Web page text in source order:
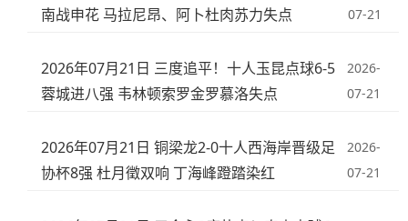
南战申花 马拉尼昂、阿卜杜肉苏力失点
07-21
2026年07月21日 三度追平！十人玉昆点球6-5
蓉城进八强 韦林顿索罗金罗慕洛失点
2026-
07-21
2026年07月21日 铜梁龙2-0十人西海岸晋级足
协杯8强 杜月徵双响 丁海峰蹬踏染红
2026-
07-21